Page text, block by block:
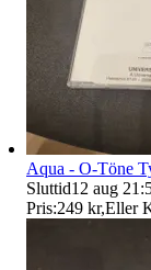
Aqua - O-Töne
Sluttid12 aug
Pris:249 kr,Eller